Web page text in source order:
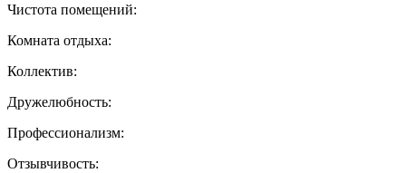
Чистота помещений:
Комната отдыха:
Коллектив:
Дружелюбность:
Профессионализм:
Отзывчивость: